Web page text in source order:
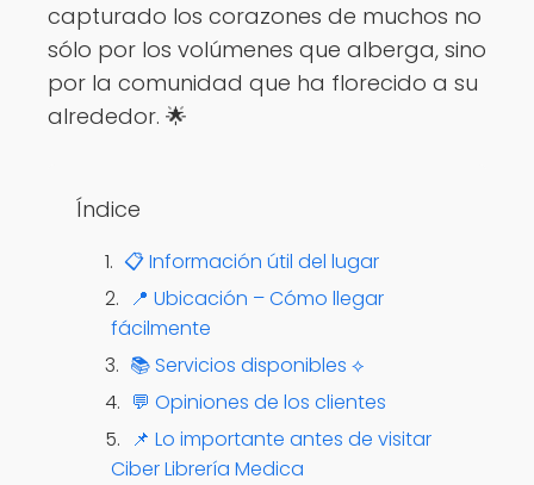
capturado los corazones de muchos no
sólo por los volúmenes que alberga, sino
por la comunidad que ha florecido a su
alrededor. 🌟
Índice
📋 Información útil del lugar
📍 Ubicación – Cómo llegar
fácilmente
📚 Servicios disponibles ⟡
💬 Opiniones de los clientes
📌 Lo importante antes de visitar
Ciber Librería Medica